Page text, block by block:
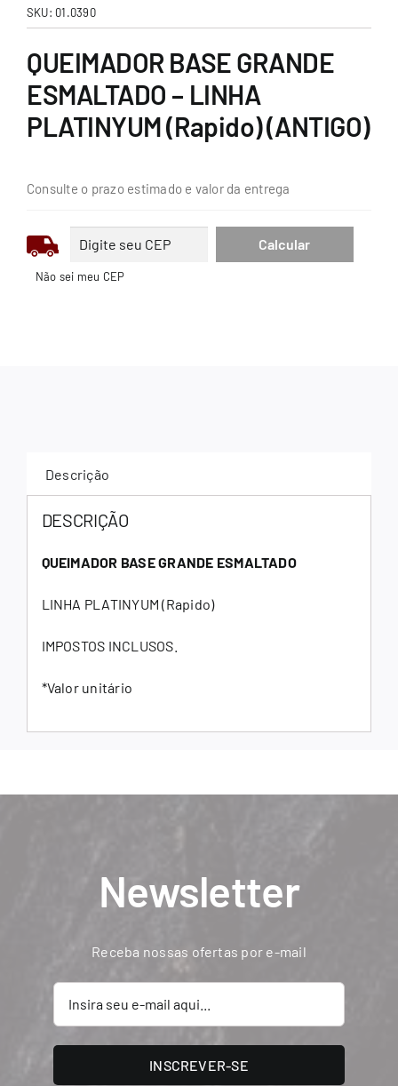
SKU: 01.0390
QUEIMADOR BASE GRANDE
ESMALTADO – LINHA
PLATINYUM (Rapido) (ANTIGO)
Consulte o prazo estimado e valor da entrega
Não sei meu CEP
Descrição
DESCRIÇÃO
QUEIMADOR BASE GRANDE ESMALTADO
LINHA PLATINYUM (Rapido)
IMPOSTOS INCLUSOS.
*Valor unitário
Newsletter
Receba nossas ofertas por e-mail
INSCREVER-SE